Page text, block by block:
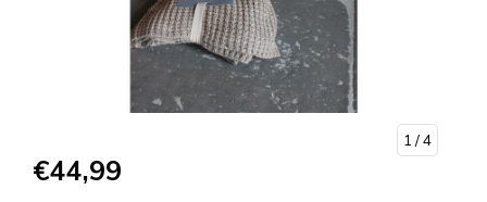
1 / 4
€44,99